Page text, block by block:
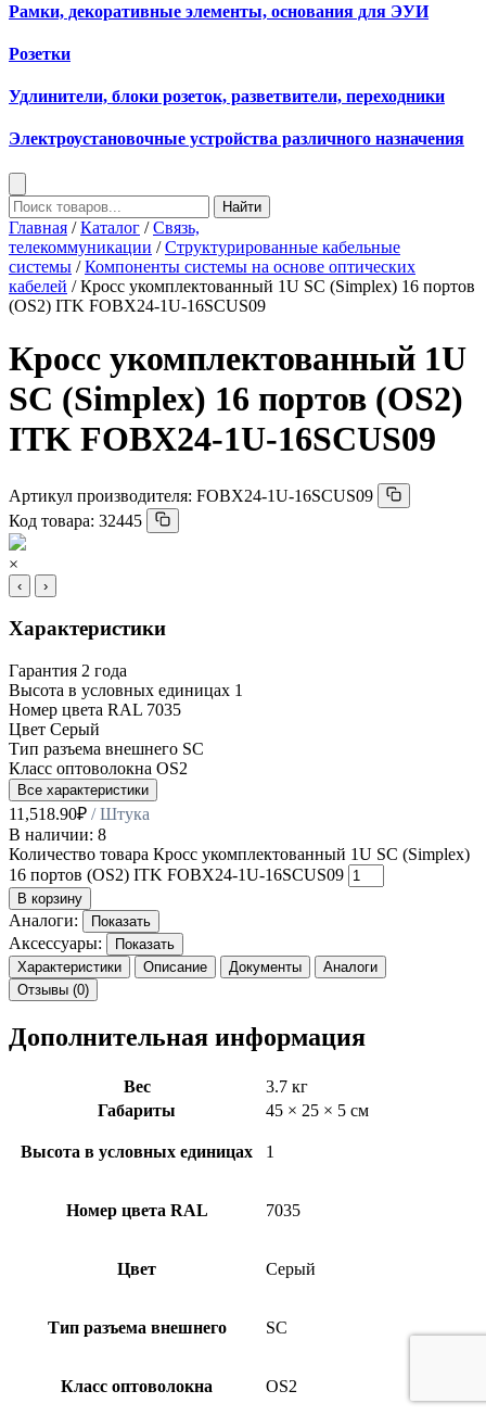
Рамки, декоративные элементы, основания для ЭУИ
Розетки
Удлинители, блоки розеток, разветвители, переходники
Электроустановочные устройства различного назначения
Найти
Главная /Каталог /Связь,
телекоммуникации /Структурированные кабельные
системы /Компоненты системы на основе оптических
кабелей / Кросс укомплектованный 1U SC (Simplex) 16 портов
(OS2) ITK FOBX24-1U-16SCUS09
Кросс укомплектованный 1U
SC (Simplex) 16 портов (OS2)
ITK FOBX24-1U-16SCUS09
Артикул производителя: FOBX24-1U-16SCUS09
Код товара: 32445
×
‹ ›
Характеристики
Гарантия 2 года
Высота в условных единицах 1
Номер цвета RAL 7035
Цвет Серый
Тип разъема внешнего SC
Класс оптоволокна OS2
Все характеристики
11,518.90₽ / Штука
В наличии: 8
Количество товара Кросс укомплектованный 1U SC (Simplex)
16 портов (OS2) ITK FOBX24-1U-16SCUS09
В корзину
Аналоги: Показать
Аксессуары:
Показать
Характеристики
Описание Документы
Аналоги
Отзывы (0)
Дополнительная информация
Вес
3.7 кг
Габариты
45 × 25 × 5 см
Высота в условных единицах 1
Номер цвета RAL 7035
Цвет Серый
Тип разъема внешнего SC
Класс оптоволокна OS2